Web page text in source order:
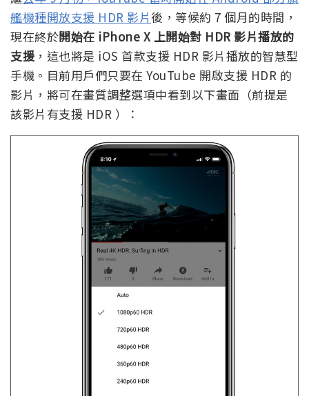
艦機種開放支援 HDR 影片後，等候約 7 個月的時間，
現在終於開始在 iPhone X 上開始對 HDR 影片播放的
支援，這也將是 iOS 首款支援 HDR 影片播放的智慧型
手機。目前用戶們只要在 YouTube 開啟支援 HDR 的
影片，將可在畫質調整選項中看到以下畫面（前提是
該影片有支援 HDR ）：